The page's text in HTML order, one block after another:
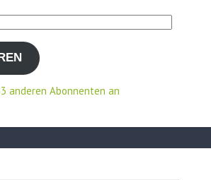
anderen Abonnenten an